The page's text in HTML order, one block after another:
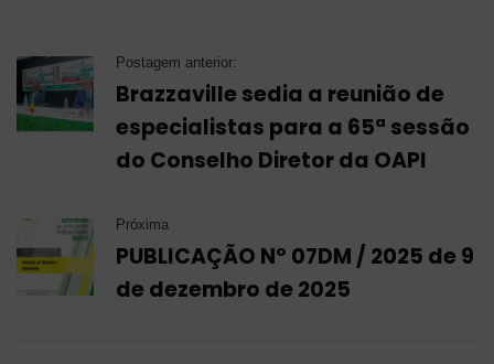
Postagem anterior:
Brazzaville sedia a reunião de
especialistas para a 65ª sessão
do Conselho Diretor da OAPI
Próxima
PUBLICAÇÃO Nº 07DM / 2025 de 9
de dezembro de 2025